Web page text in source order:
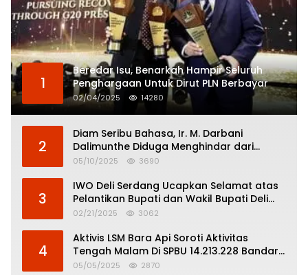
1
Beredar Isu, Benarkah Hampir Seluruh
Penghargaan Untuk Dirut PLN Berbayar
02/04/2025 14280
2
Diam Seribu Bahasa, Ir. M. Darbani
Dalimunthe Diduga Menghindar dari
Pertanggungjawaban Politik
05/10/2025 3690
3
IWO Deli Serdang Ucapkan Selamat atas
Pelantikan Bupati dan Wakil Bupati Deli
Serdang
02/21/2025 3062
4
Aktivis LSM Bara Api Soroti Aktivitas
Tengah Malam Di SPBU 14.213.228 Bandar
Tinggi
05/05/2025 2870